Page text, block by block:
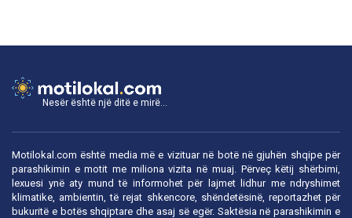
Nesër është një ditë e mirë...
Motilokal.com është media më e vizituar në botë në gjuhën shqipe për
parashikimin e motit me miliona vizita në muaj. Përveç këtij shërbimi,
lexuesi ynë aty mund të informohet për lajmet lidhur me ndryshimet
klimatike, ambientin, të rejat shkencore, shëndetësinë, reportazhet për
bukuritë e botës shqiptare dhe asaj së egër. Saktësia në parashikimin e